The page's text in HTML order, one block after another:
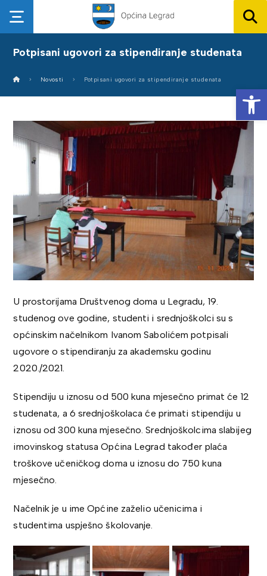
Potpisani ugovori za stipendiranje studenata
Novosti Potpisani ugovori za stipendiranje studenata
U prostorijama Društvenog doma u Legradu, 19.
studenog ove godine, studenti i srednjoškolci su s
općinskim načelnikom Ivanom Sabolićem potpisali
ugovore o stipendiranju za akademsku godinu
2020./2021.
Stipendiju u iznosu od 500 kuna mjesečno primat će 12
studenata, a 6 srednjoškolaca će primati stipendiju u
iznosu od 300 kuna mjesečno. Srednjoškolcima slabijeg
imovinskog statusa Općina Legrad također plaća
troškove učeničkog doma u iznosu do 750 kuna
mjesečno.
Načelnik je u ime Općine zaželio učenicima i
studentima uspješno školovanje.